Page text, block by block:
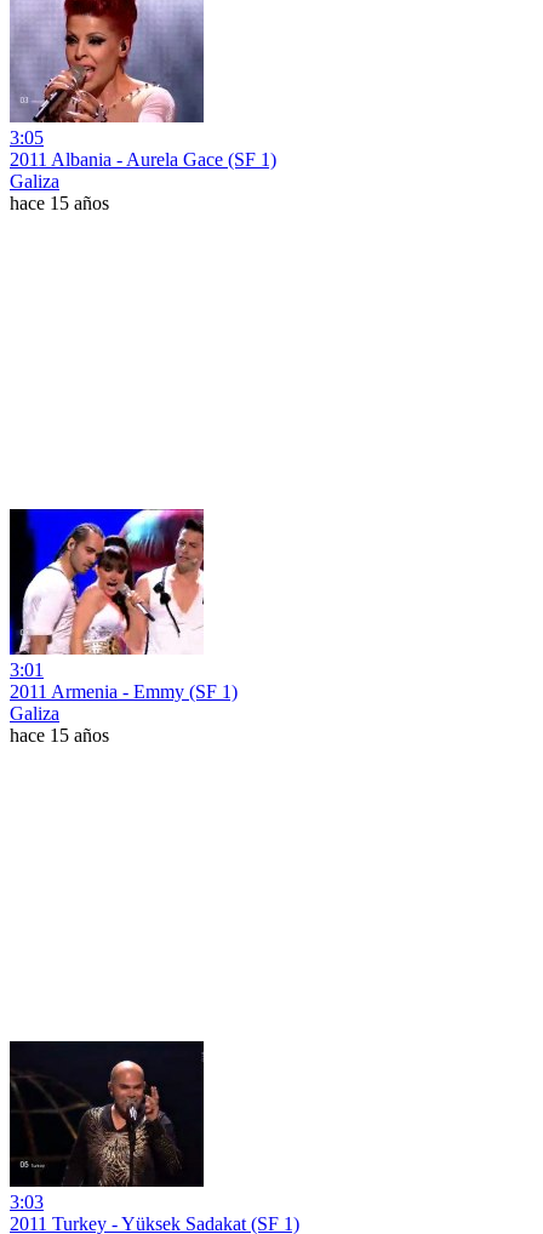
3:05
2011 Albania - Aurela Gace (SF 1)
Galiza
hace 15 años
3:01
2011 Armenia - Emmy (SF 1)
Galiza
hace 15 años
3:03
2011 Turkey - Yüksek Sadakat (SF 1)